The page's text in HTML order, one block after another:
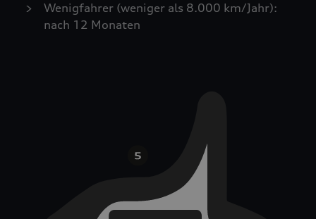
Wenigfahrer (weniger als 8.000 km/Jahr):
nach 12 Monaten